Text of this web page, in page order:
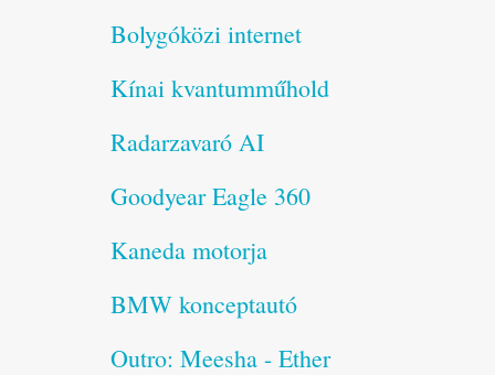
Bolygóközi internet
Kínai kvantumműhold
Radarzavaró AI
Goodyear Eagle 360
Kaneda motorja
BMW konceptautó
Outro: Meesha - Ether